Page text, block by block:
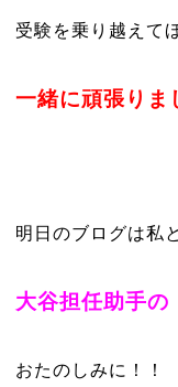
受験を乗り越えて
一緒に頑張りま
明日のブログは私
大谷担任助手の
おたのしみに！！